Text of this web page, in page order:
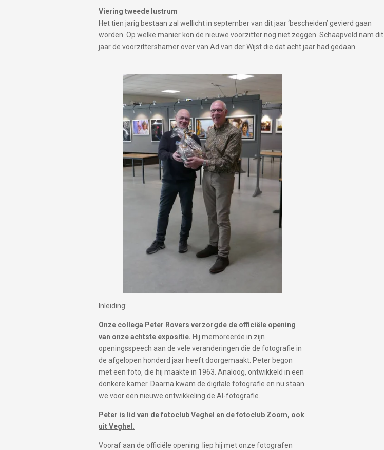
Viering tweede lustrum
Het tien jarig bestaan zal wellicht in september van dit jaar ‘bescheiden’ gevierd gaan
worden. Op welke manier kon de nieuwe voorzitter nog niet zeggen. Schaapveld nam dit
jaar de voorzittershamer over van Ad van der Wijst die dat acht jaar had gedaan.
Inleiding:
Onze collega Peter Rovers verzorgde de officiële opening
van onze achtste expositie. Hij memoreerde in zijn
openingsspeech aan de vele veranderingen die de fotografie in
de afgelopen honderd jaar heeft doorgemaakt. Peter begon
met een foto, die hij maakte in 1963. Analoog, ontwikkeld in een
donkere kamer. Daarna kwam de digitale fotografie en nu staan
we voor een nieuwe ontwikkeling de AI-fotografie.
Peter is lid van de fotoclub Veghel en de fotoclub Zoom, ook
uit Veghel.
Vooraf aan de officiële opening liep hij met onze fotografen